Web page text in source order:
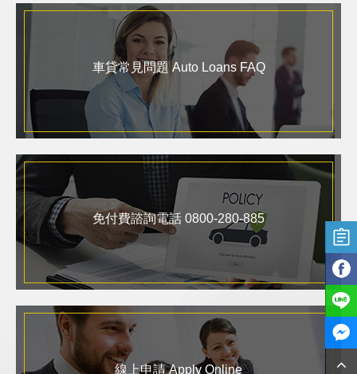
車貸常見問題 Auto Loans FAQ
免付費諮詢電話 0800-280-885
線上申請 Apply Online